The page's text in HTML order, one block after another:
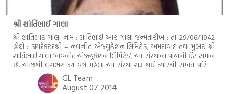
શ્રી શાંતિભાઈ ગાલા
શ્રી શાંતિભાઈ ગાલા નામ : શાંતિભાઈ આર. ગાલા જન્મતારીખ : તા. 29/06/1942
હોદ્દો : ડાયરેક્ટરશ્રી – નવનીત એજ્યુકેશન લિમિટેડ, અમદાવાદ તથા મુંબઈ શ્રી
શાંતિભાઈ ગાલા ‘નવનીત એજ્યુકેશન લિમિટેડ’, આ સંસ્થાના પાયાની ઈંટ સમાન
છે. આજથી લગભગ 54 વર્ષ પહેલાં આ સંસ્થા શરૂ થઈ ત્યારથી સખત પરિશ્રમ
દ્વારા શ્રી શાંતિભાઈએ જૂની પ્રિન્ટોલૉજીમાંથી અદ્યતન કોમ્પ્યૂટરાઇઝ્ડ પ્રિન્ટોલૉજી
GL Team
August 07 2014